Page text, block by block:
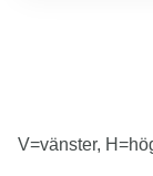
V=vänster,